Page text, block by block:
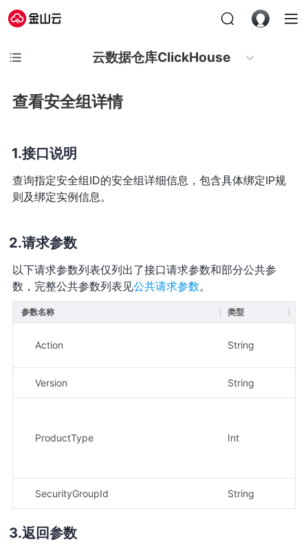
云数据仓库ClickHouse
查看安全组详情
接口说明
查询指定安全组ID的安全组详细信息，包含具体绑定IP规
则及绑定实例信息。
请求参数
以下请求参数列表仅列出了接口请求参数和部分公共参
数，完整公共参数列表见公共请求参数。
参数名称 类型
Action String
Version String
ProductType Int
SecurityGroupId String
返回参数